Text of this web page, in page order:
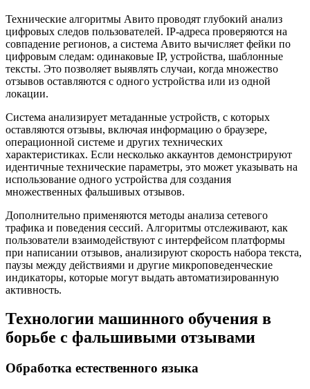
Технические алгоритмы Авито проводят глубокий анализ
цифровых следов пользователей. IP-адреса проверяются на
совпадение регионов, а система Авито вычисляет фейки по
цифровым следам: одинаковые IP, устройства, шаблонные
тексты. Это позволяет выявлять случаи, когда множество
отзывов оставляются с одного устройства или из одной
локации.
Система анализирует метаданные устройств, с которых
оставляются отзывы, включая информацию о браузере,
операционной системе и других технических
характеристиках. Если несколько аккаунтов демонстрируют
идентичные технические параметры, это может указывать на
использование одного устройства для создания
множественных фальшивых отзывов.
Дополнительно применяются методы анализа сетевого
трафика и поведения сессий. Алгоритмы отслеживают, как
пользователи взаимодействуют с интерфейсом платформы
при написании отзывов, анализируют скорость набора текста,
паузы между действиями и другие микроповеденческие
индикаторы, которые могут выдать автоматизированную
активность.
Технологии машинного обучения в
борьбе с фальшивыми отзывами
Обработка естественного языка